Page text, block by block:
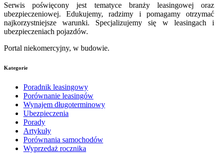
Serwis poświęcony jest tematyce branży leasingowej oraz
ubezpieczeniowej. Edukujemy, radzimy i pomagamy otrzymać
najkorzystniejsze warunki. Specjalizujemy się w leasingach i
ubezpieczeniach pojazdów.
Portal niekomercyjny, w budowie.
Kategorie
Poradnik leasingowy
Porównanie leasingów
Wynajem długoterminowy
Ubezpieczenia
Porady
Artykuły
Porównania samochodów
Wyprzedaż rocznika